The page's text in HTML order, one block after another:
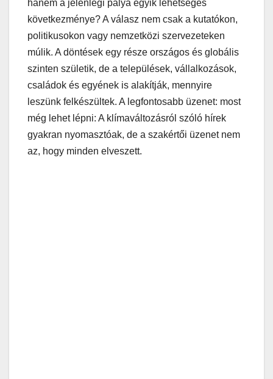
hanem a jelenlegi pálya egyik lehetséges
következménye? A válasz nem csak a kutatókon,
politikusokon vagy nemzetközi szervezeteken
múlik. A döntések egy része országos és globális
szinten születik, de a települések, vállalkozások,
családok és egyének is alakítják, mennyire
leszünk felkészültek. A legfontosabb üzenet: most
még lehet lépni: A klímaváltozásról szóló hírek
gyakran nyomasztóak, de a szakértői üzenet nem
az, hogy minden elveszett.